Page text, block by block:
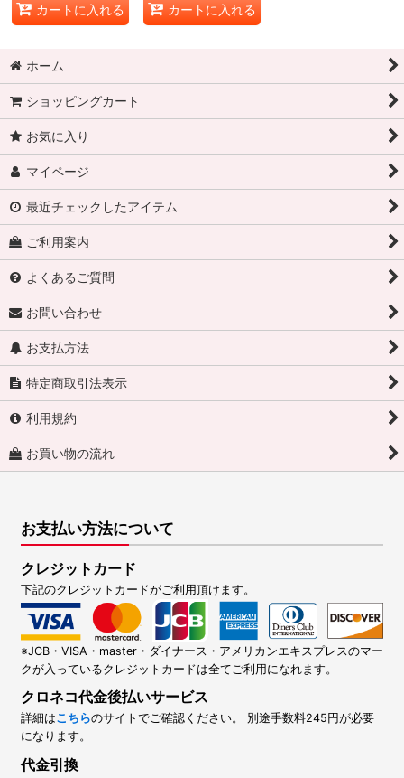
カートに入れる カートに入れる
ホーム
ショッピングカート
お気に入り
マイページ
最近チェックしたアイテム
ご利用案内
よくあるご質問
お問い合わせ
お支払方法
特定商取引法表示
利用規約
お買い物の流れ
お支払い方法について
クレジットカード
下記のクレジットカードがご利用頂けます。
※JCB・VISA・master・ダイナース・アメリカンエキスプレスのマー
クが入っているクレジットカードは全てご利用になれます。
クロネコ代金後払いサービス
詳細はこちらのサイトでご確認ください。 別途手数料245円が必要
になります。
代金引換